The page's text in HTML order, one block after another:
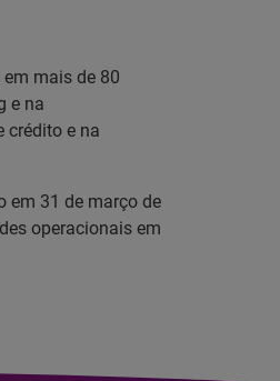
mais de 80
e na
crédito e na
em 31 de março de
operacionais em